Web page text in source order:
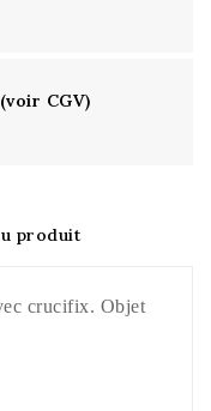
CGV)
produit
crucifix. Objet